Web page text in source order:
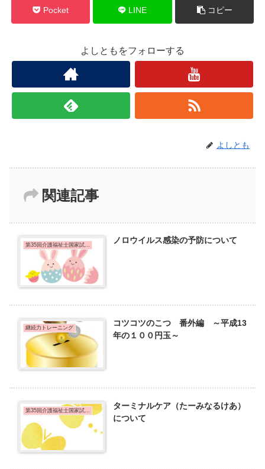
Pocket LINE コピー
よしともをフォローする
よしとも
関連記事
第35回介護福祉士国家試験問題 ノロウイルス感染の予防について
継続力トレーニング
コツコツのこつ 番外編 ～平成13
年の１００円玉～
第35回介護福祉士国家試験問題
ターミナルケア（たーみなるけあ）
について